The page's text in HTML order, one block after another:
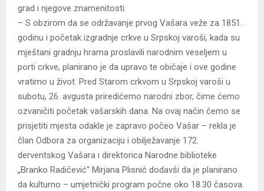
grad i njegove znamenitosti.
– S obzirom da se održavanje prvog Vašara veže za 1851.
godinu i početak izgradnje crkve u Srpskoj varoši, kada su
mještani gradnju hrama proslavili narodnim veseljem u
porti crkve, planirano je da upravo te običaje i ove godine
vratimo u život. Pred Starom crkvom u Srpskoj varoši u
subotu, 26. avgusta priredićemo narodni zbor, čime ćemo
ozvaničiti početak vašarskih dana. Na ovaj način ćemo se
prisjetiti mjesta odakle je zapravo počeo Vašar – rekla je
član Odbora za organizaciju i obilježavanje 172.
derventskog Vašara i direktorica Narodne biblioteke
„Branko Radičević“ Mirjana Plisnić dodavši da je planirano
da kulturno – umjetnički program počne oko 18.30 časova.